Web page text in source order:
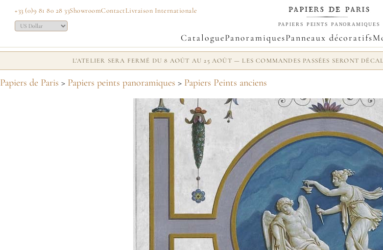
+33 (0)9 81 80 28 33ShowroomContactLivraison Internationale
PAPIERS PEINTS PANORAMIQUES
CataloguePanoramiquesPanneaux décoratifs
L'ATELIER SERA FERMÉ DU 8 AOÛT AU 25 AOÛT — LES COMMANDES PASSÉES SERONT
Papiers de Paris > Papiers peints panoramiques > Papiers Peints anciens